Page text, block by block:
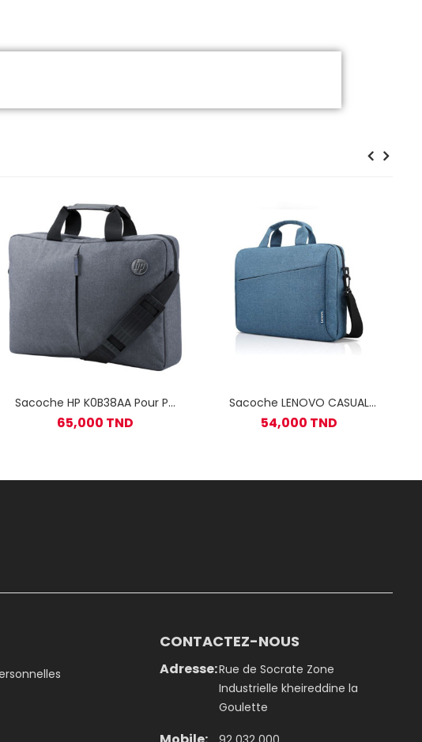
Sacoche HP K0B38AA Pour Pc
65,000 TND
Sacoche LENOVO CASUAL
Bleu
54,000 TND
CONTACTEZ-NOUS
Adresse:Rue de Socrate Zone
Industrielle kheireddine la
Goulette